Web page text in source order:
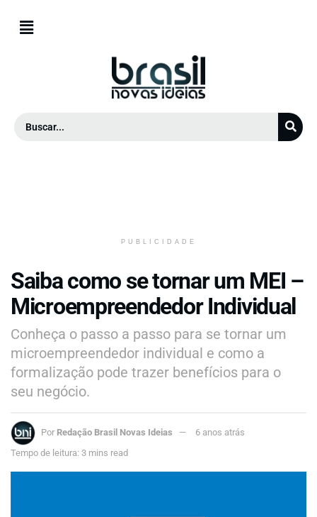
PUBLICIDADE
Saiba como se tornar um MEI –
Microempreendedor Individual
Conheça o passo a passo para se tornar um
microempreendedor individual e como a
formalização pode trazer benefícios para o
seu negócio.
Por Redação Brasil Novas Ideias
6 anos atrás
Tempo de leitura: 3 mins read